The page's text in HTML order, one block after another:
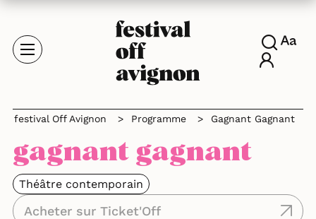
festival Off Avignon > Programme > Gagnant Gagnant
gagnant gagnant
Théâtre contemporain
Acheter sur Ticket'Off